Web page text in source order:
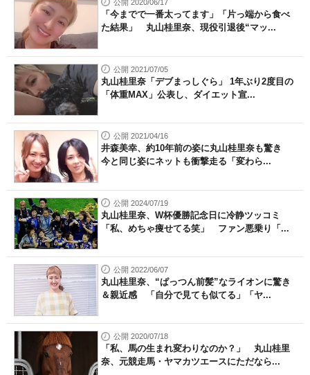
公開 2020/06/17
「今までで一番太ってます」「片っ端から食べ
た結果」 丸山桂里奈、現役引退後“マッ...
公開 2021/07/05
丸山桂里奈「デブまっしぐら」 1年ぶり2度目の
「体重MAX」公表し、ダイエット宣...
公開 2021/04/16
井森美幸、約10年前の姿に丸山桂里奈も驚き
今と同じ姿にネットも衝撃走る「変わら...
公開 2024/07/19
丸山桂里奈、W杯優勝記念日に冷静ツッコミ
「私、めちゃ痩せてる笑」 ファン悪乗り「...
公開 2022/06/07
丸山桂里奈、“ぱっつん前髪”なライオンに驚き
＆親近感 「自分で見ても似てる」「ヤ...
公開 2020/07/18
「私、馬の生まれ変わりなのか？」 丸山桂里
奈、元競走馬・ヤマカツエースにただなら...